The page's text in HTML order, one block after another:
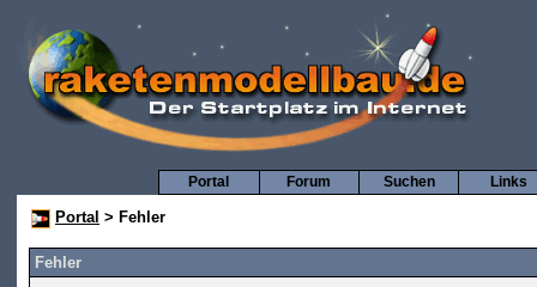
Links
Suchen
Forum
Portal
Portal > Fehler
Fehler